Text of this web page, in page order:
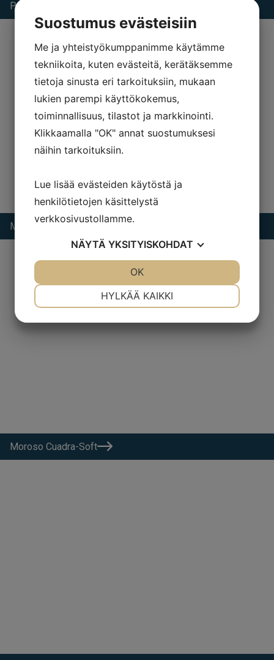
Pacini&Cappellini Mya
Moroso Me-Time
Moroso Cuadra-Soft
Suostumus evästeisiin
Me ja yhteistyökumppanimme käytämme
tekniikoita, kuten evästeitä, kerätäksemme
tietoja sinusta eri tarkoituksiin, mukaan
lukien parempi käyttökokemus,
toiminnallisuus, tilastot ja markkinointi.
Klikkaamalla "OK" annat suostumuksesi
näihin tarkoituksiin.
Lue lisää evästeiden käytöstä ja
henkilötietojen käsittelystä
verkkosivustollamme.
NÄYTÄ YKSITYISKOHDAT
HYLKÄÄ KAIKKI
OK